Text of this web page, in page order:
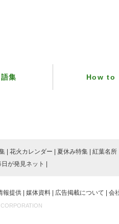
集 How to
花火カレンダー 夏休み特集
紅葉名所
日が発見ネット
報提供 媒体資料 広告掲載について 会